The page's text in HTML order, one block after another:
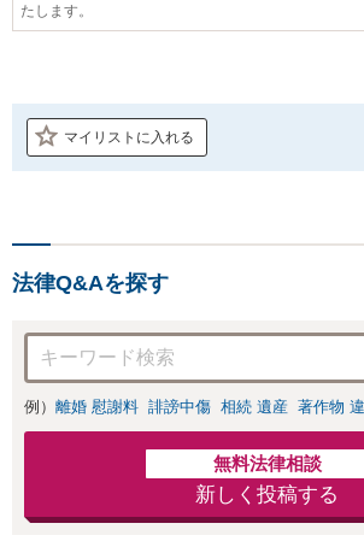
たします。
マイリストに入れる
法律Q&Aを探す
例） 離婚 慰謝料 誹謗中傷 相続 遺産 著作物
無料法律相談
新しく投稿する